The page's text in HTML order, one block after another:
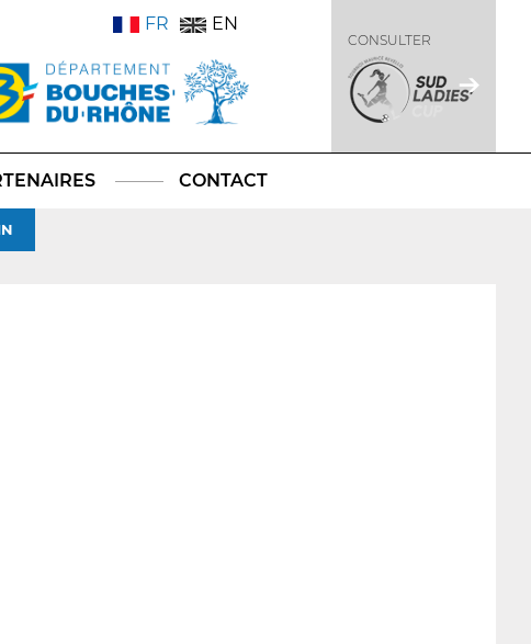
FR EN
CONSULTER
CONTACT